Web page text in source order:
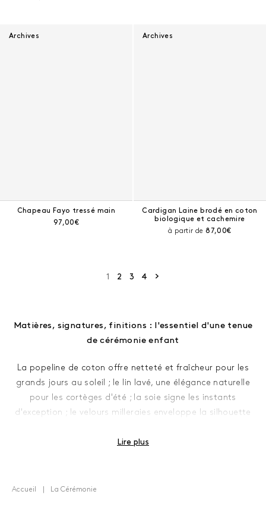
Archives
Chapeau Fayo tressé main
Prix courant :
97,00€
Archives
Cardigan Laine brodé en coton
biologique et cachemire
à partir de Prix courant :
87,00€
1 2 3 4
Matières, signatures, finitions : l'essentiel d'une tenue
de cérémonie enfant
La popeline de coton offre netteté et fraîcheur pour les
grands jours au soleil ; le lin lavé, une élégance naturelle
pour les cortèges d'été ; la soie signe les instants
d'exception ; le velours milleraies enveloppe la silhouette
Bonpoint — ivoire, poudré, marine, bleu Bonpoint —
Lire plus
Accueil La Cérémonie